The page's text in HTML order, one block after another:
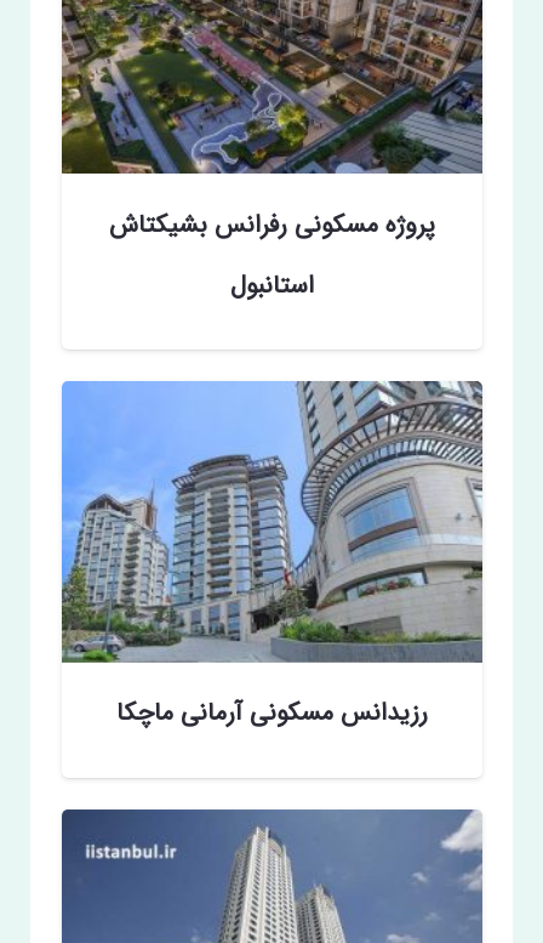
پروژه مسکونی رفرانس بشیکتاش
استانبول
رزیدانس مسکونی آرمانی ماچکا